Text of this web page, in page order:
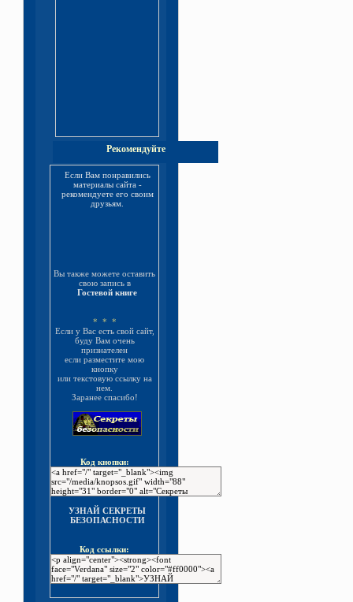
Рекомендуйте
Если Вам понравились
материалы сайта -
рекомендуете его своим
друзьям.
Вы также можете оставить
свою запись в
Гостевой книге
* * *
Если у Вас есть свой сайт,
буду Вам очень
признателен
если разместите мою
кнопку
или текстовую ссылку на
нем.
Заранее спасибо!
Код кнопки:
УЗНАЙ СЕКРЕТЫ
БЕЗОПАСНОСТИ
Код ссылки: